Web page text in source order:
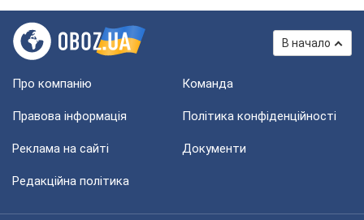
В начало
Про компанію Команда
Правова інформація Політика конфіденційності
Реклама на сайті Документи
Редакційна політика